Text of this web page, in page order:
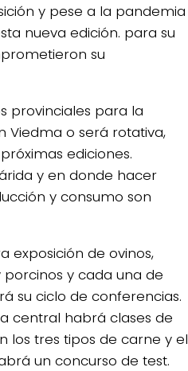
y pese a la pandemia
nueva edición. para su
su
provinciales para la
Viedma o será rotativa,
ediciones.
y en donde hacer
y consumo son
exposición de ovinos,
porcinos y cada una de
su ciclo de conferencias.
central habrá clases de
los tres tipos de carne y el
un concurso de test.